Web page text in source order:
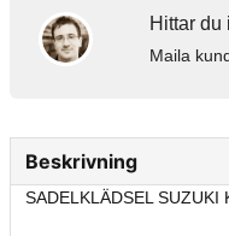
Hittar du
Maila
Beskrivning
SADELKLÄDSEL SUZUKI